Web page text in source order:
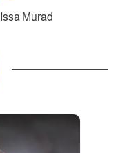
Murad